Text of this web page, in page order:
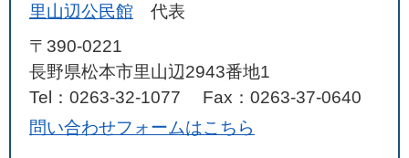
里山辺公民館
代表
〒390-0221
長野県松本市里山辺2943番地1
Tel：0263-32-1077
Fax：0263-37-0640
問い合わせフォームはこちら